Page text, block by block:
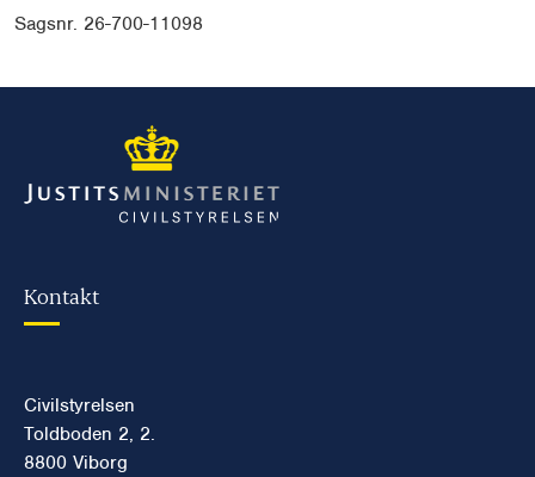
Sagsnr. 26-700-11098
Kontakt
Civilstyrelsen
Toldboden 2, 2.
8800 Viborg